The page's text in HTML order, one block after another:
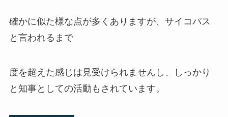
確かに似た様な点が多くありますが、サイコパス
と言われるまで
度を超えた感じは見受けられませんし、しっかり
と知事としての活動もされています。